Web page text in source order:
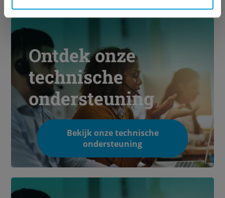
Ontdek onze
technische
ondersteuning
Bekijk onze technische
ondersteuning